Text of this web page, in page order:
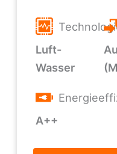
Luft-
Wasser
A++